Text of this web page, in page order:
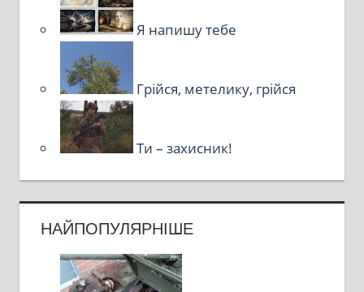
Я напишу тебе
Грійся, метелику, грійся
Ти – захисник!
НАЙПОПУЛЯРНІШЕ